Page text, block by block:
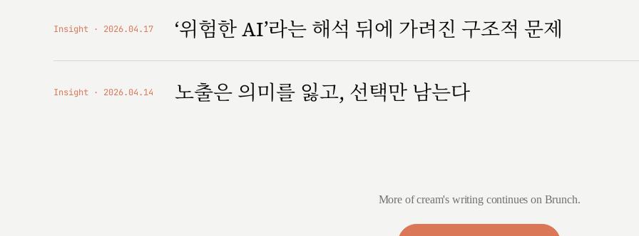
Insight 2026.04.17 ‘위험한 AI’라는 해석 뒤에 가려진 구조적 문제
Insight 2026.04.14 노출은 의미를 잃고, 선택만 남는다
More of cream's writing continues on Brunch.